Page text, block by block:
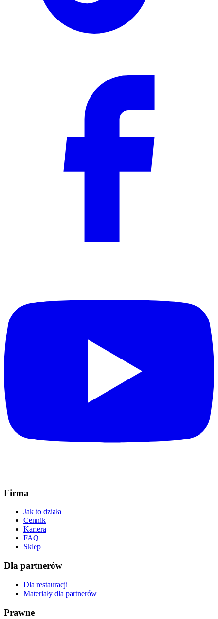
Firma
Jak to działa
Cennik
Kariera
FAQ
Sklep
Dla partnerów
Dla restauracji
Materiały dla partnerów
Prawne